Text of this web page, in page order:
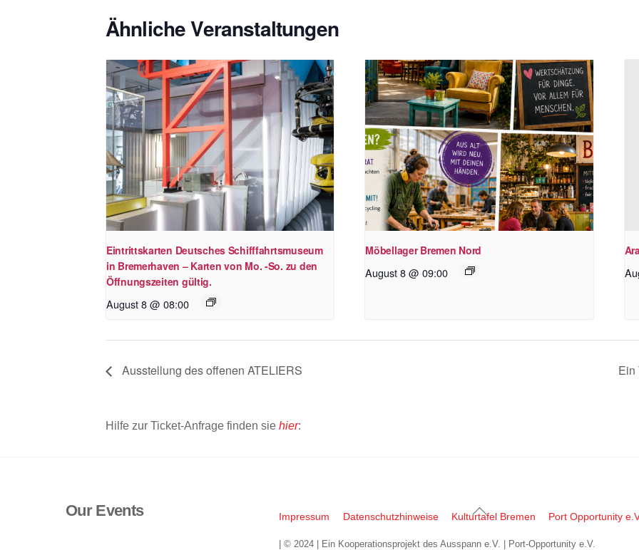
Ähnliche Veranstaltungen
Eintrittskarten Deutsches Schifffahrtsmuseum
in Bremerhaven – Karten von Mo. -So. zu den
Öffnungszeiten gültig.
August 8 @ 08:00
Möbellager Bremen Nord
August 8 @ 09:00
Ausstellung des offenen ATELIERS Ein
Hilfe zur Ticket-Anfrage finden sie hier:
Back
Top
Our Events Impressum Datenschutzhinweise Kulturtafel Bremen Port Opportunity
| © 2024 | Ein Kooperationsprojekt des Ausspann e.V. | Port-Opportunity e.V.